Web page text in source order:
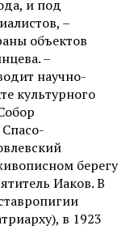
и под
–
объектов
–
научно-
культурного
берегу
Иаков. В
в 1923